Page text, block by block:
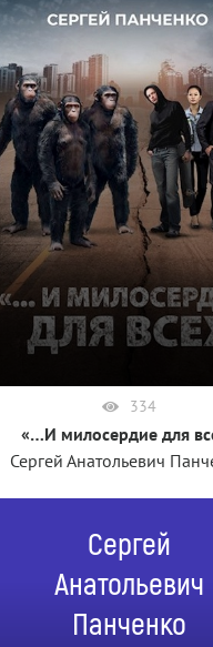
334
«…И милосердие для
Сергей Анатольевич
Сергей
Анатольевич
Панченко